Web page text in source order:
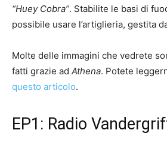
“Huey Cobra”. Stabilite le basi di
possibile usare l’artiglieria, gestita
Molte delle immagini che vedrete
fatti grazie ad Athena. Potete
questo articolo.
EP1: Radio